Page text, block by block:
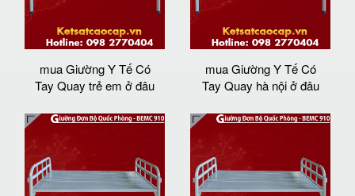
mua Giường Y Tế Có
Tay Quay trẻ em ở đâu
mua Giường Y Tế Có
Tay Quay hà nội ở đâu